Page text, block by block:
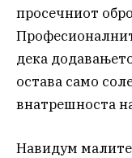
просечниот
дека
остава само
внатрешноста
Навидум малите